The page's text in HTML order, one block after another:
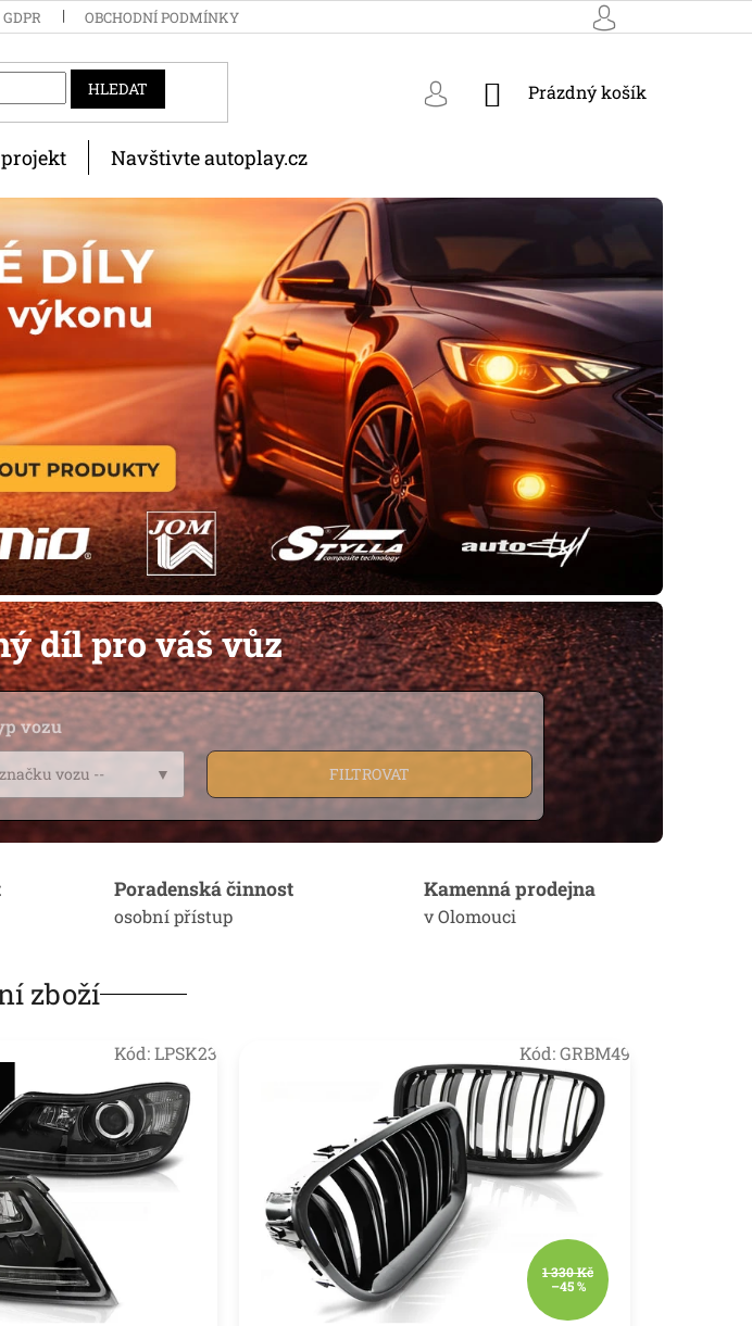
GDPR OBCHODNÍ PODMÍNKY
HLEDAT
NÁKUPNÍ
Prázdný košík
Navštivte autoplay.cz
díl pro váš vůz
vozu
vozu -- ▼ FILTROVAT
Poradenská činnost
osobní přístup
Kamenná prodejna
v Olomouci
zboží
Kód:LPSK23
1 330 Kč
–45 %
Kód:GRBM49